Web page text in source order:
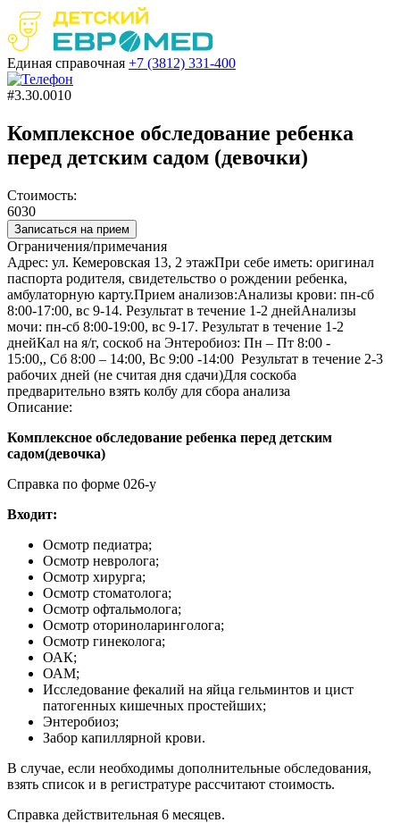
Единая справочная +7 (3812) 331-400
#3.30.0010
Комплексное обследование ребенка
перед детским садом (девочки)
Стоимость:
6030
Записаться на прием
Ограничения/примечания
Адрес: ул. Кемеровская 13, 2 этажПри себе иметь: оригинал
паспорта родителя, свидетельство о рождении ребенка,
амбулаторную карту.Прием анализов:Анализы крови: пн-сб
8:00-17:00, вс 9-14. Результат в течение 1-2 днейАнализы
мочи: пн-сб 8:00-19:00, вс 9-17. Результат в течение 1-2
днейКал на я/г, соскоб на Энтеробиоз: Пн – Пт 8:00 -
15:00,, Сб 8:00 – 14:00, Вс 9:00 -14:00 Результат в течение 2-3
рабочих дней (не считая дня сдачи)Для соскоба
предварительно взять колбу для сбора анализа
Описание:
Комплексное обследование ребенка перед детским
садом(девочка)
Справка по форме 026-у
Входит:
Осмотр педиатра;
Осмотр невролога;
Осмотр хирурга;
Осмотр стоматолога;
Осмотр офтальмолога;
Осмотр оториноларинголога;
Осмотр гинеколога;
ОАК;
ОАМ;
Исследование фекалий на яйца гельминтов и цист
патогенных кишечных простейших;
Энтеробиоз;
Забор капиллярной крови.
В случае, если необходимы дополнительные обследования,
взять список и в регистратуре рассчитают стоимость.
Справка действительная 6 месяцев.